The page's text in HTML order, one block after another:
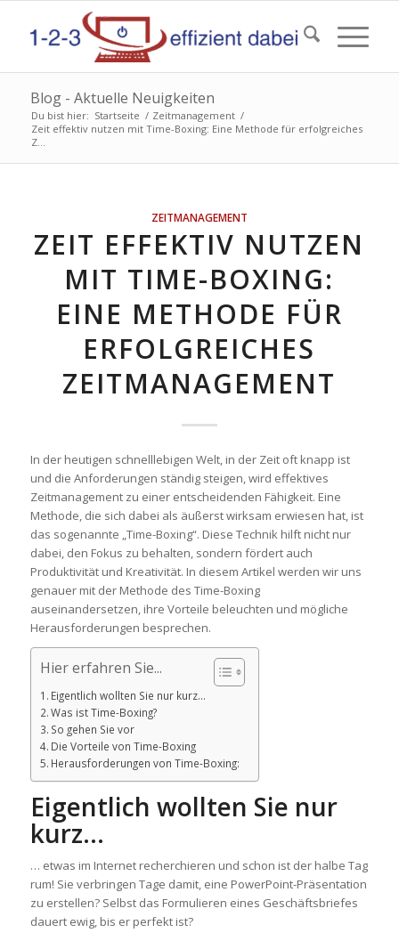
Blog - Aktuelle Neuigkeiten
Du bist hier: Startseite / Zeitmanagement /
Zeit effektiv nutzen mit Time-Boxing: Eine Methode für erfolgreiches
Z...
ZEITMANAGEMENT
ZEIT EFFEKTIV NUTZEN
MIT TIME-BOXING:
EINE METHODE FÜR
ERFOLGREICHES
ZEITMANAGEMENT
In der heutigen schnelllebigen Welt, in der Zeit oft knapp ist
und die Anforderungen ständig steigen, wird effektives
Zeitmanagement zu einer entscheidenden Fähigkeit. Eine
Methode, die sich dabei als äußerst wirksam erwiesen hat, ist
das sogenannte „Time-Boxing“. Diese Technik hilft nicht nur
dabei, den Fokus zu behalten, sondern fördert auch
Produktivität und Kreativität. In diesem Artikel werden wir uns
genauer mit der Methode des Time-Boxing
auseinandersetzen, ihre Vorteile beleuchten und mögliche
Herausforderungen besprechen.
Hier erfahren Sie...
Eigentlich wollten Sie nur kurz…
Was ist Time-Boxing?
So gehen Sie vor
Die Vorteile von Time-Boxing
Herausforderungen von Time-Boxing:
Eigentlich wollten Sie nur
kurz…
… etwas im Internet recherchieren und schon ist der halbe Tag
rum! Sie verbringen Tage damit, eine PowerPoint-Präsentation
zu erstellen? Selbst das Formulieren eines Geschäftsbriefes
dauert ewig, bis er perfekt ist?